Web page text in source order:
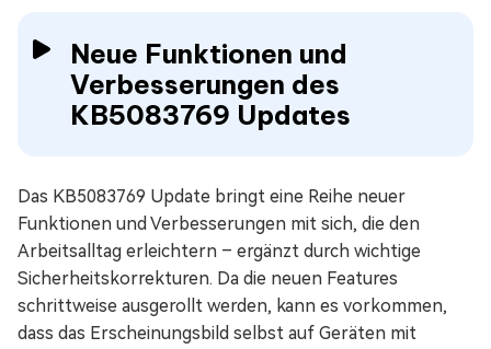
Neue Funktionen und
Verbesserungen des
KB5083769 Updates
Das KB5083769 Update bringt eine Reihe neuer
Funktionen und Verbesserungen mit sich, die den
Arbeitsalltag erleichtern – ergänzt durch wichtige
Sicherheitskorrekturen. Da die neuen Features
schrittweise ausgerollt werden, kann es vorkommen,
dass das Erscheinungsbild selbst auf Geräten mit